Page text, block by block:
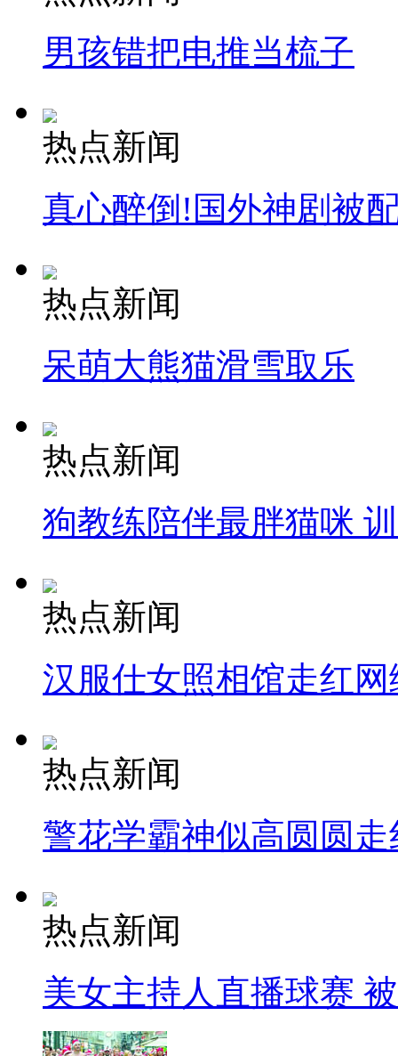
男孩错把电推当梳子
热点新闻
真心醉倒!国外神剧被
热点新闻
呆萌大熊猫滑雪取乐
热点新闻
狗教练陪伴最胖猫咪
热点新闻
汉服仕女照相馆走红网
热点新闻
警花学霸神似高圆圆走
热点新闻
美女主持人直播球赛